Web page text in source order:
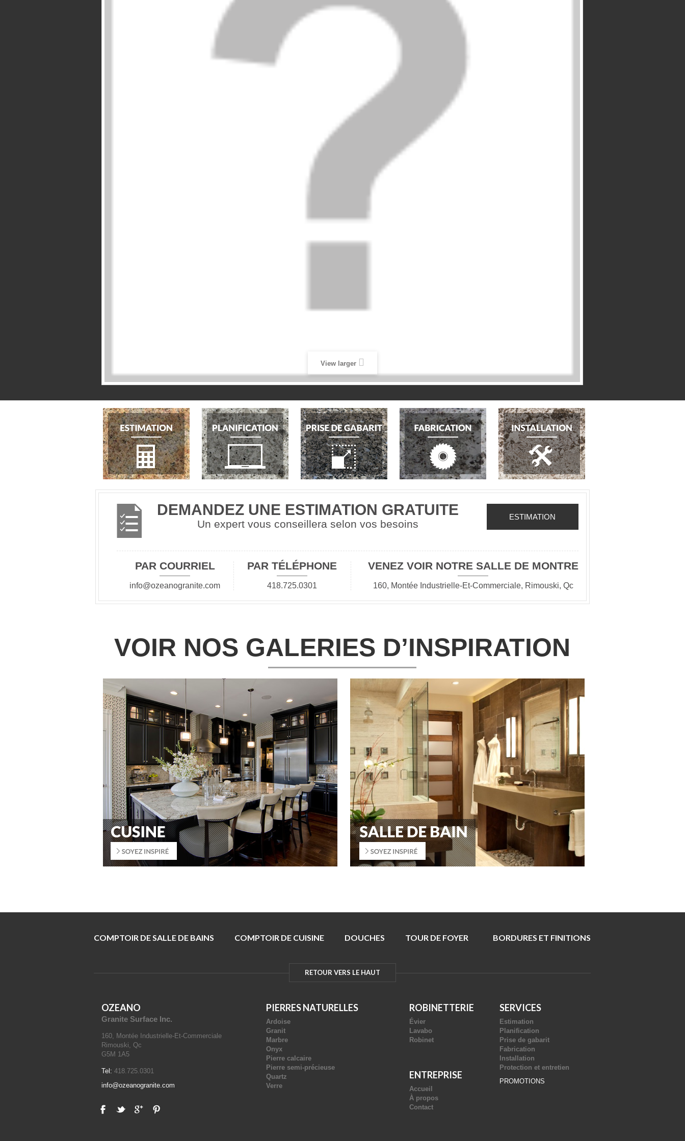
View larger
DEMANDEZ UNE ESTIMATION GRATUITE
Un expert vous conseillera selon vos besoins
ESTIMATION
PAR COURRIEL
info@ozeanogranite.com
PAR TÉLÉPHONE
418.725.0301
VENEZ VOIR NOTRE SALLE DE MONTRE
160, Montée Industrielle-Et-Commerciale, Rimouski, Qc
VOIR NOS GALERIES D’INSPIRATION
COMPTOIR DE SALLE DE BAINS COMPTOIR DE CUISINE DOUCHES TOUR DE FOYER BORDURES ET FINITIONS
RETOUR VERS LE HAUT
OZEANO
Granite Surface Inc.
160, Montée Industrielle-Et-Commerciale
Rimouski, Qc
G5M 1A5
Tel: 418.725.0301
info@ozeanogranite.com
PIERRES NATURELLES
Ardoise
Granit
Marbre
Onyx
Pierre calcaire
Pierre semi-précieuse
Quartz
Verre
ROBINETTERIE
Évier
Lavabo
Robinet
ENTREPRISE
Accueil
À propos
Contact
SERVICES
Estimation
Planification
Prise de gabarit
Fabrication
Installation
Protection et entretien
PROMOTIONS